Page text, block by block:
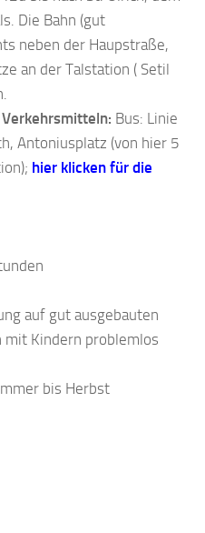
Die Bahn (gut
neben der Haupstraße,
an der Talstation ( Setil
Bus: Linie
Antoniusplatz (von hier 5
hier klicken für die
auf gut ausgebauten
mit Kindern problemlos
bis Herbst